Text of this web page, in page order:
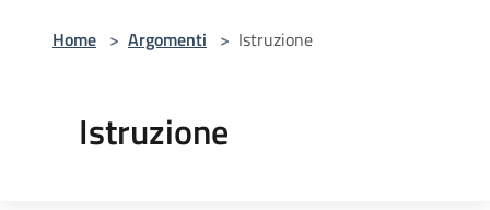
Home > Argomenti > Istruzione
Istruzione